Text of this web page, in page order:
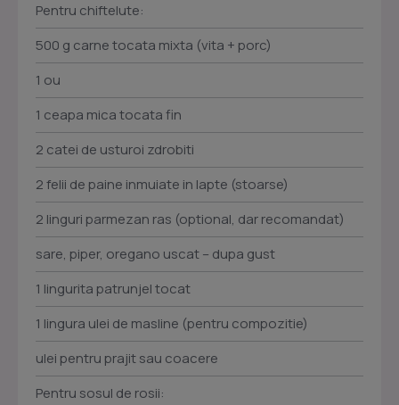
Pentru chiftelute:
500 g carne tocata mixta (vita + porc)
1 ou
1 ceapa mica tocata fin
2 catei de usturoi zdrobiti
2 felii de paine inmuiate in lapte (stoarse)
2 linguri parmezan ras (optional, dar recomandat)
sare, piper, oregano uscat – dupa gust
1 lingurita patrunjel tocat
1 lingura ulei de masline (pentru compozitie)
ulei pentru prajit sau coacere
Pentru sosul de rosii: